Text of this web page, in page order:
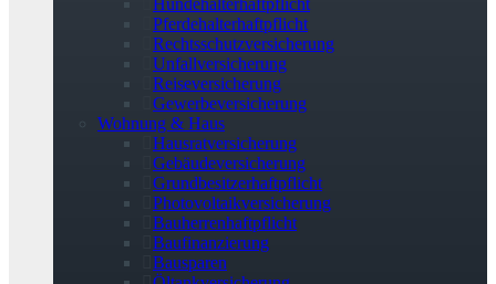
Hundehalterhaftpflicht
Pferdehalterhaftpflicht
Rechtsschutzversicherung
Unfallversicherung
Reiseversicherung
Gewerbeversicherung
Wohnung & Haus
Hausratversicherung
Gebäudeversicherung
Grundbesitzerhaftpflicht
Photovoltaikversicherung
Bauherrenhaftpflicht
Baufinanzierung
Bausparen